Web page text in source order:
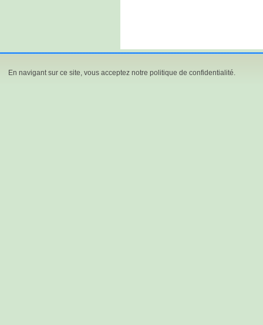
En navigant sur ce site, vous acceptez notre politique de confidentialité.